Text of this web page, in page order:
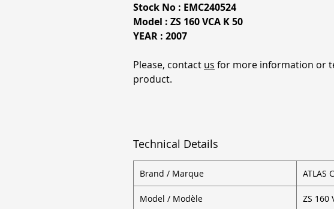
Stock No : EMC240524
Model : ZS 160 VCA K 50
YEAR : 2007
Please, contact us for more information or
product.
Technical Details
Brand / Marque ATLAS
Model / Modèle ZS 160